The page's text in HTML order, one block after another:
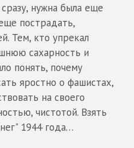
нужна была еще
пострадать,
Тем, кто упрекал
сахарность и
понять, почему
яростно о фашистах,
на своего
чистотой. Взять
1944 года…